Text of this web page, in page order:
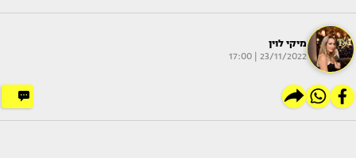
מיקי לוין
23/11/2022 | 17:00